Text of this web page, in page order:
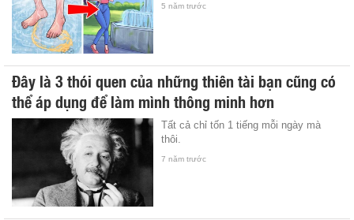
5 năm trước
Đây là 3 thói quen của những thiên tài bạn cũng có
thể áp dụng để làm mình thông minh hơn
Tất cả chỉ tốn 1 tiếng mỗi ngày mà
thôi.
7 năm trước